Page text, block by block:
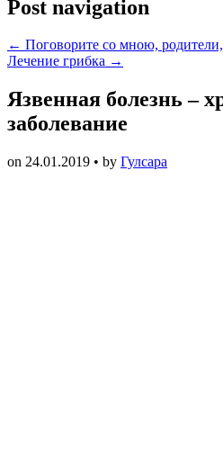
Post navigation
← Поговорите со мною,
Лечение грибка →
Язвенная болезнь –
заболевание
on 24.01.2019 • by Гулсара